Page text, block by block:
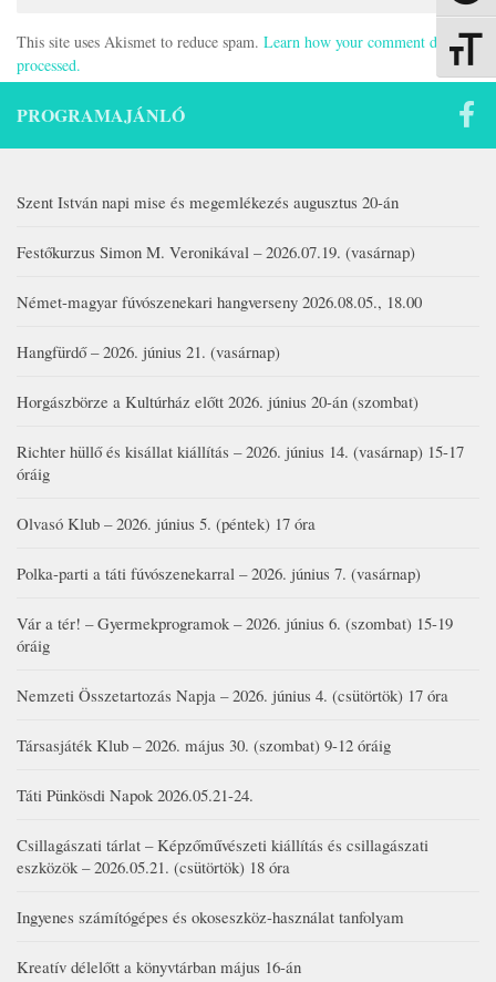
This site uses Akismet to reduce spam. Learn how your comment data is
processed.
PROGRAMAJÁNLÓ
Szent István napi mise és megemlékezés augusztus 20-án
Festőkurzus Simon M. Veronikával – 2026.07.19. (vasárnap)
Német-magyar fúvószenekari hangverseny 2026.08.05., 18.00
Hangfürdő – 2026. június 21. (vasárnap)
Horgászbörze a Kultúrház előtt 2026. június 20-án (szombat)
Richter hüllő és kisállat kiállítás – 2026. június 14. (vasárnap) 15-17
óráig
Olvasó Klub – 2026. június 5. (péntek) 17 óra
Polka-parti a táti fúvószenekarral – 2026. június 7. (vasárnap)
Vár a tér! – Gyermekprogramok – 2026. június 6. (szombat) 15-19
óráig
Nemzeti Összetartozás Napja – 2026. június 4. (csütörtök) 17 óra
Társasjáték Klub – 2026. május 30. (szombat) 9-12 óráig
Táti Pünkösdi Napok 2026.05.21-24.
Csillagászati tárlat – Képzőművészeti kiállítás és csillagászati
eszközök – 2026.05.21. (csütörtök) 18 óra
Ingyenes számítógépes és okoseszköz-használat tanfolyam
Kreatív délelőtt a könyvtárban május 16-án